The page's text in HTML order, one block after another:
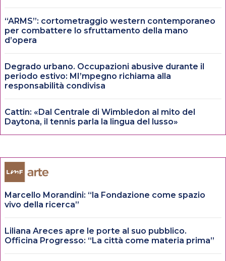
“ARMS”: cortometraggio western contemporaneo
per combattere lo sfruttamento della mano
d’opera
Degrado urbano. Occupazioni abusive durante il
periodo estivo: MI’mpegno richiama alla
responsabilità condivisa
Cattin: «Dal Centrale di Wimbledon al mito del
Daytona, il tennis parla la lingua del lusso»
Marcello Morandini: “la Fondazione come spazio
vivo della ricerca”
Liliana Areces apre le porte al suo pubblico.
Officina Progresso: “La città come materia prima”